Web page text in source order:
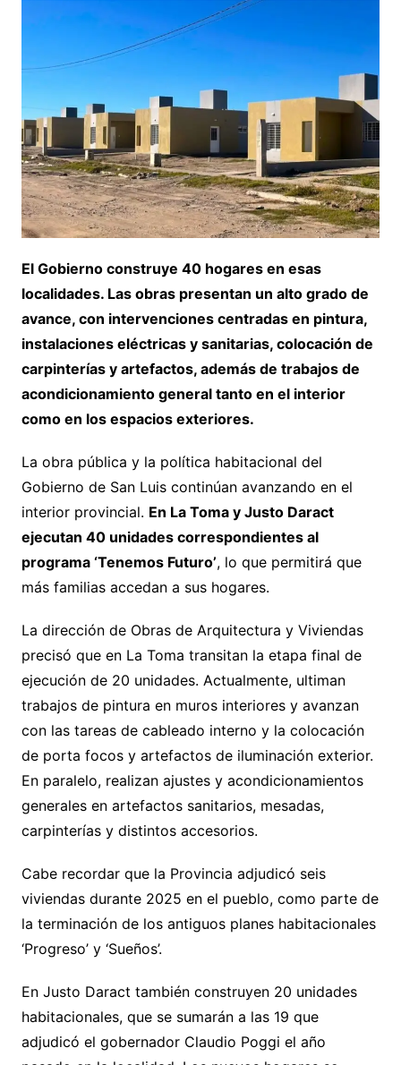
El Gobierno construye 40 hogares en esas
localidades. Las obras presentan un alto grado de
avance, con intervenciones centradas en pintura,
instalaciones eléctricas y sanitarias, colocación de
carpinterías y artefactos, además de trabajos de
acondicionamiento general tanto en el interior
como en los espacios exteriores.
La obra pública y la política habitacional del
Gobierno de San Luis continúan avanzando en el
interior provincial. En La Toma y Justo Daract
ejecutan 40 unidades correspondientes al
programa ‘Tenemos Futuro’, lo que permitirá que
más familias accedan a sus hogares.
La dirección de Obras de Arquitectura y Viviendas
precisó que en La Toma transitan la etapa final de
ejecución de 20 unidades. Actualmente, ultiman
trabajos de pintura en muros interiores y avanzan
con las tareas de cableado interno y la colocación
de porta focos y artefactos de iluminación exterior.
En paralelo, realizan ajustes y acondicionamientos
generales en artefactos sanitarios, mesadas,
carpinterías y distintos accesorios.
Cabe recordar que la Provincia adjudicó seis
viviendas durante 2025 en el pueblo, como parte de
la terminación de los antiguos planes habitacionales
‘Progreso’ y ‘Sueños’.
En Justo Daract también construyen 20 unidades
habitacionales, que se sumarán a las 19 que
adjudicó el gobernador Claudio Poggi el año